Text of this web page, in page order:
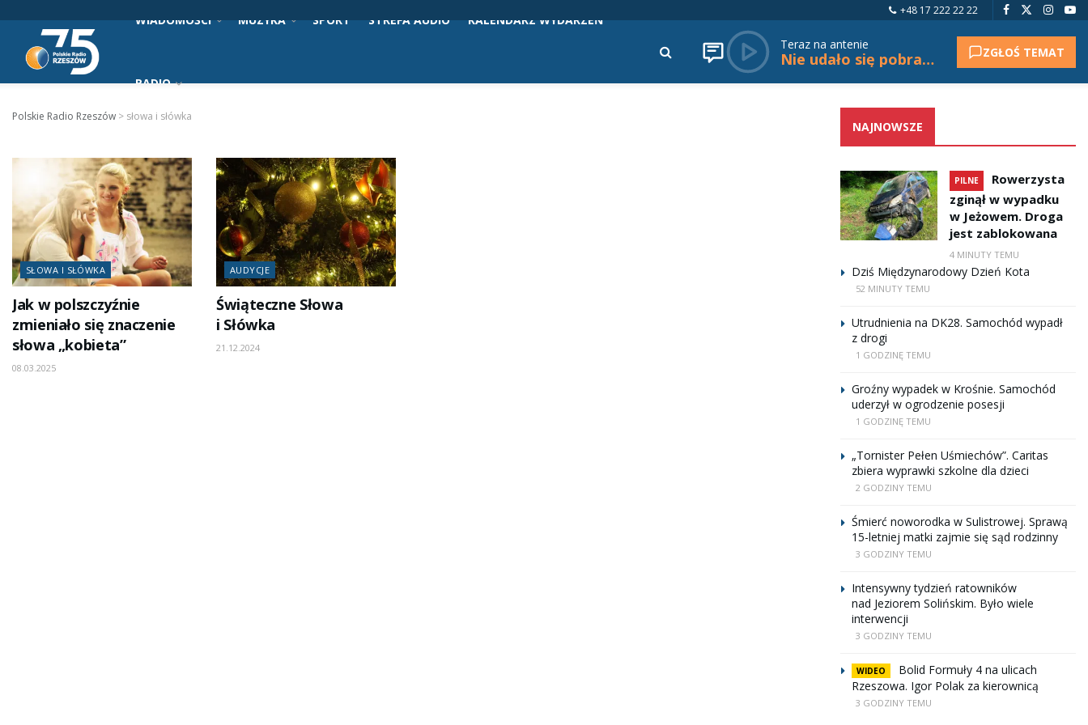
+48 17 222 22 22
WIADOMOŚCI MUZYKA SPORT STREFA AUDIO KALENDARZ WYDARZEŃ
RADIO
Teraz na antenie
Nie udało się pobrać tytułu. ZGŁOŚ TEMAT
Polskie Radio Rzeszów > słowa i słówka
SŁOWA I SŁÓWKA
Jak w polszczyźnie
zmieniało się znaczenie
słowa „kobieta”
08.03.2025
AUDYCJE
Świąteczne Słowa
i Słówka
21.12.2024
NAJNOWSZE
PILNE
Rowerzysta
zginął w wypadku
w Jeżowem. Droga
jest zablokowana
4 MINUTY TEMU
Dziś Międzynarodowy Dzień Kota
52 MINUTY TEMU
Utrudnienia na DK28. Samochód wypadł
z drogi
1 GODZINĘ TEMU
Groźny wypadek w Krośnie. Samochód
uderzył w ogrodzenie posesji
1 GODZINĘ TEMU
„Tornister Pełen Uśmiechów”. Caritas
zbiera wyprawki szkolne dla dzieci
2 GODZINY TEMU
Śmierć noworodka w Sulistrowej. Sprawą
15-letniej matki zajmie się sąd rodzinny
3 GODZINY TEMU
Intensywny tydzień ratowników
nad Jeziorem Solińskim. Było wiele
interwencji
3 GODZINY TEMU
WIDEO
Bolid Formuły 4 na ulicach
Rzeszowa. Igor Polak za kierownicą
3 GODZINY TEMU